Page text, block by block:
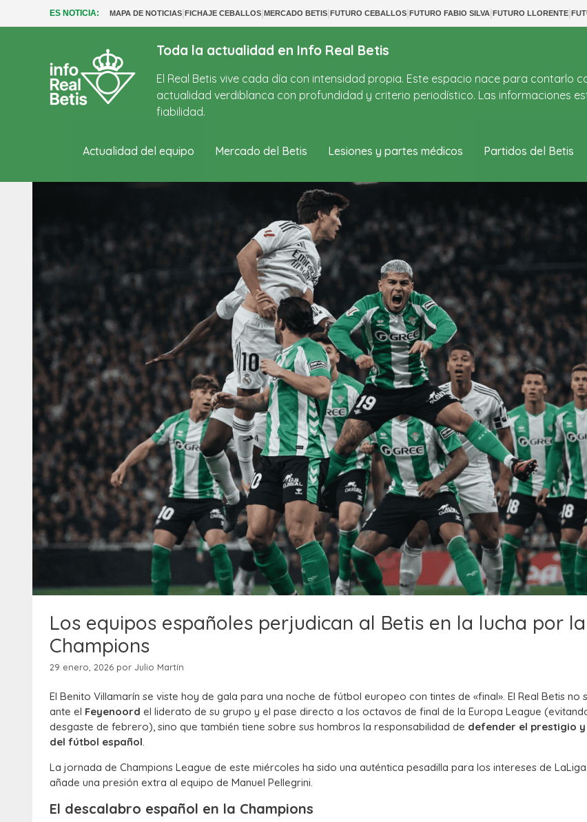
ES NOTICIA: MAPA DE NOTICIAS|FICHAJE CEBALLOS|MERCADO BETIS|FUTURO CEBALLOS|FUTURO FABIO SILVA|FUTURO LLORENTE|
Toda la actualidad en Info Real Betis
El Real Betis vive cada día con intensidad propia. Este espacio nace para contarlo
actualidad verdiblanca con profundidad y criterio periodístico. Las informaciones
fiabilidad.
Actualidad del equipo Mercado del Betis Lesiones y partes médicos Partidos del Betis
Los equipos españoles perjudican al Betis en la lucha por la
Champions
29 enero, 2026 por Julio Martín
El Benito Villamarín se viste hoy de gala para una noche de fútbol europeo con tintes de «final». El Real Betis no
ante el Feyenoord el liderato de su grupo y el pase directo a los octavos de final de la Europa League
desgaste de febrero), sino que también tiene sobre sus hombros la responsabilidad de defender el prestigio
del fútbol español.
La jornada de Champions League de este miércoles ha sido una auténtica pesadilla para los intereses de
añade una presión extra al equipo de Manuel Pellegrini.
El descalabro español en la Champions